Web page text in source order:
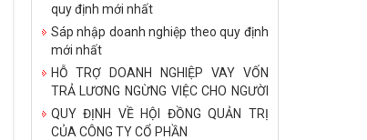
quy định mới nhất
Sáp nhập doanh nghiệp theo quy định
mới nhất
HỖ TRỢ DOANH NGHIỆP VAY VỐN
TRẢ LƯƠNG NGỪNG VIỆC CHO NGƯỜI
LAO ĐỘNG TRONG DỊCH COVID – 19
QUY ĐỊNH VỀ HỘI ĐỒNG QUẢN TRỊ
CỦA CÔNG TY CỔ PHẦN